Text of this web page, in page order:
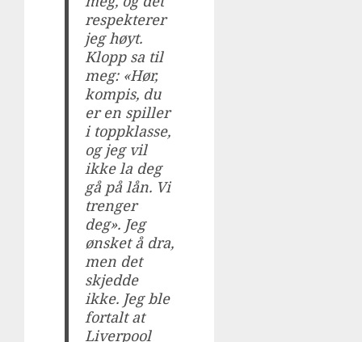
respekterer
jeg høyt.
Klopp sa til
meg: «Hør,
kompis, du
er en spiller
i toppklasse,
og jeg vil
ikke la deg
gå på lån. Vi
trenger
deg». Jeg
ønsket å dra,
men det
skjedde
ikke. Jeg ble
fortalt at
Liverpool